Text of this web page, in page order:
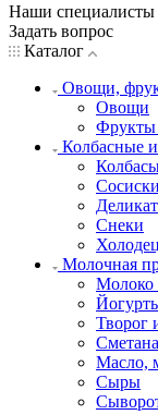
Наши специалисты
Задать вопрос
Каталог
Овощи,
Овощи
Фрукты
Колбасные
Снеки
Молочная
Молоко
Творог
Сметана
Масло,
Сыры